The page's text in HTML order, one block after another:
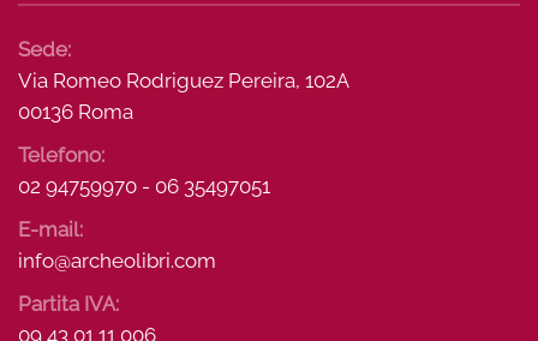
Sede:
Via Romeo Rodriguez Pereira, 102A
00136 Roma
Telefono:
02 94759970 - 06 35497051
E-mail:
info@archeolibri.com
Partita IVA:
09 43 01 11 006